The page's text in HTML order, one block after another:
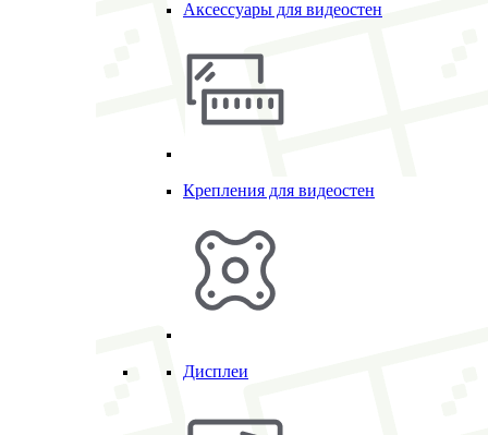
Аксессуары для видеостен
Крепления для видеостен
Дисплеи